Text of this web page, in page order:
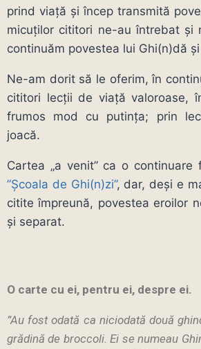
prind viață și încep transmită
micuților cititori ne-au întrebat și
continuăm povestea lui Ghi(n)dă
Ne-am dorit să le oferim, în
cititori lecții de viață valoroase,
frumos mod cu putința; prin
joacă.
Cartea „a venit” ca o continuare
”Școala de Ghi(n)zi”, dar, deși e
citite împreună, povestea eroilor
și separat.
O carte cu ei, pentru ei, despre ei.
”Au fost odată ca niciodată două
grădină de broccoli. Ei se numeau